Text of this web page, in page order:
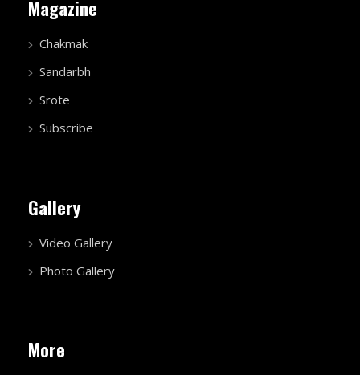
Magazine
Chakmak
Sandarbh
Srote
Subscribe
Gallery
Video Gallery
Photo Gallery
More